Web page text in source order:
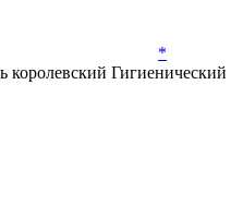
*
королевский Гигиенический